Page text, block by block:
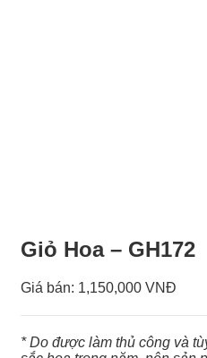
Giỏ Hoa – GH172
Giá bán: 1,150,000 VNĐ
* Do được làm thủ công và